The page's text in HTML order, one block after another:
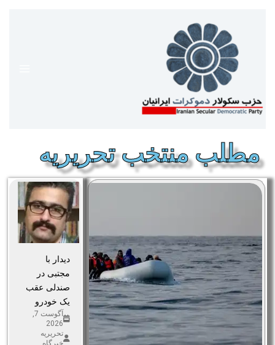
مطلب منتخب تحریریه
دیدار با
مجتبی در
صندلی عقب
یک خودرو
آگوست 7,
2026
تحریریه
خبرگاه